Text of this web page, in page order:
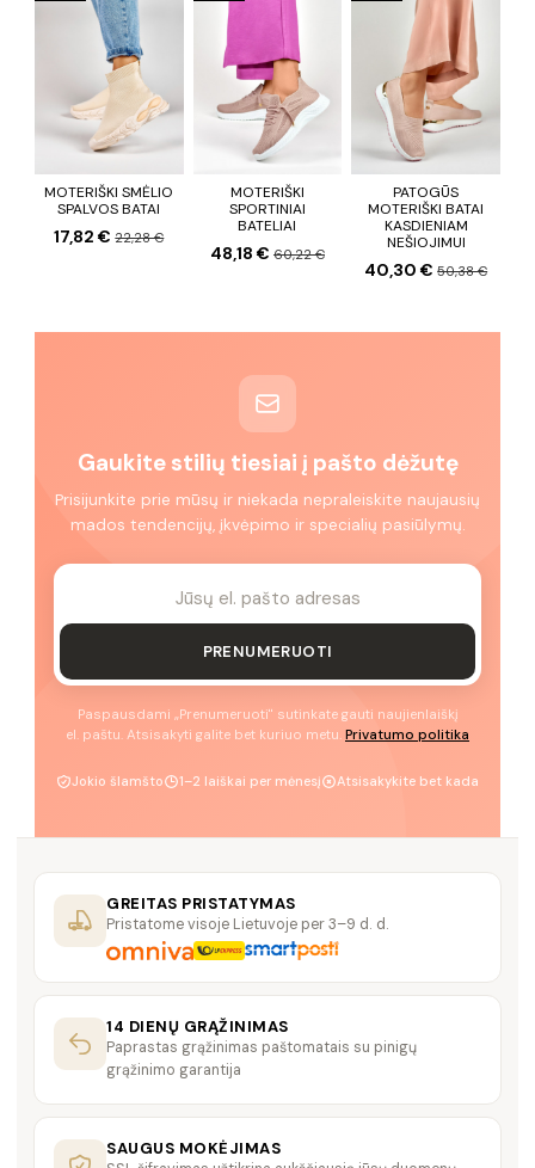
MOTERIŠKI SMĖLIO
SPALVOS BATAI
17,82 €22,28 €
MOTERIŠKI
SPORTINIAI
BATELIAI
48,18 € 60,22 €
PATOGŪS
MOTERIŠKI BATAI
KASDIENIAM
NEŠIOJIMUI
40,30 €50,38 €
Gaukite stilių tiesiai į pašto dėžutę
Prisijunkite prie mūsų ir niekada nepraleiskite naujausių
mados tendencijų, įkvėpimo ir specialių pasiūlymų.
PRENUMERUOTI
Paspausdami „Prenumeruoti" sutinkate gauti naujienlaiškį
el. paštu. Atsisakyti galite bet kuriuo metu. Privatumo politika
Jokio šlamšto 1–2 laiškai per mėnesį Atsisakykite bet kada
GREITAS PRISTATYMAS
Pristatome visoje Lietuvoje per 3–9 d. d.
14 DIENŲ GRĄŽINIMAS
Paprastas grąžinimas paštomatais su pinigų
grąžinimo garantija
SAUGUS MOKĖJIMAS